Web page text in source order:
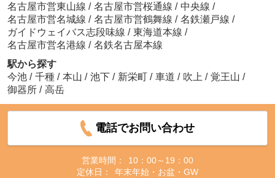
名古屋市営東山線 / 名古屋市営桜通線 / 中央線 /
名古屋市営名城線 / 名古屋市営鶴舞線 / 名鉄瀬戸線 /
ガイドウェイバス志段味線 / 東海道本線 /
名古屋市営名港線 / 名鉄名古屋本線
駅から探す
今池 / 千種 / 本山 / 池下 / 新栄町 / 車道 / 吹上 / 覚王山 /
御器所 / 高岳
電話でお問い合わせ
営業時間：
10：00～19：00
定休日：
年末年始・お盆・GW